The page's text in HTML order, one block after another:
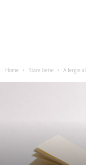
Home Stare bene Allergie